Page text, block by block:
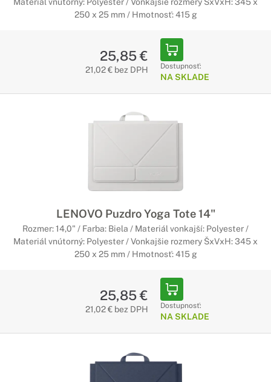
250 x 25 mm / Hmotnosť: 415 g
25,85 €
21,02 € bez DPH Dostupnosť:
NA SKLADE
LENOVO Puzdro Yoga Tote 14"
Rozmer: 14,0" / Farba: Biela / Materiál vonkajší: Polyester /
Materiál vnútorný: Polyester / Vonkajšie rozmery ŠxVxH: 345 x
250 x 25 mm / Hmotnosť: 415 g
25,85 €
21,02 € bez DPH Dostupnosť:
NA SKLADE